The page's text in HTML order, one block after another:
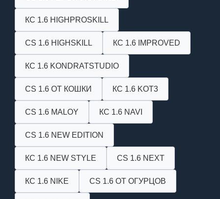
КС 1.6 HIGHPROSKILL
CS 1.6 HIGHSKILL КС 1.6 IMPROVED
КС 1.6 KONDRATSTUDIO
CS 1.6 ОТ КОШКИ КС 1.6 KOT3
CS 1.6 MALOY КС 1.6 NAVI
CS 1.6 NEW EDITION
КС 1.6 NEW STYLE CS 1.6 NEXT
КС 1.6 NIKE CS 1.6 ОТ ОГУРЦОВ